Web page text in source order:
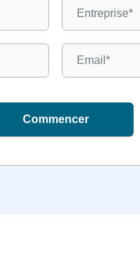
Commencer